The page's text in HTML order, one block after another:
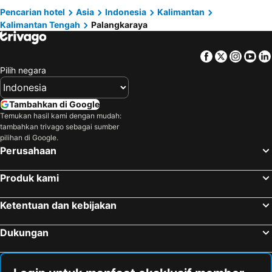
Adihan Homestay Mitra RedDoorz
Oyo 90423 Hotel Aman
Sans Hotel City Inn Palangkaraya
OYO 91973 Green Hotel
Urbanview Hotel Griya Menteng Palangkaraya
Pencarian hotel Asia Indonesia
Kalimantan
Kalimantan Tengah
Palangkaraya
Facebook
Twitter
Pilih negara
Tambahkan di Google
Temukan hasil kami dengan mudah:
tambahkan trivago sebagai sumber
pilihan di Google.
Perusahaan
Produk kami
Ketentuan dan kebijakan
Dukungan